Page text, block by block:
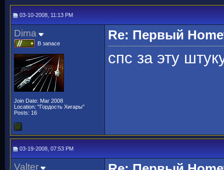
03-10-2008, 11:13 PM
Dima
В запасе
Join Date: Mar 2008
Location: "Гордость Хигары"
Posts: 16
Re: Первый
спс за эту
03-19-2008, 07:53 PM
Valter